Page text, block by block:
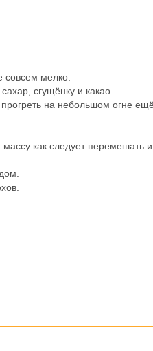
совсем мелко.
сгущёнку и какао.
на небольшом огне ещё
как следует перемешать и